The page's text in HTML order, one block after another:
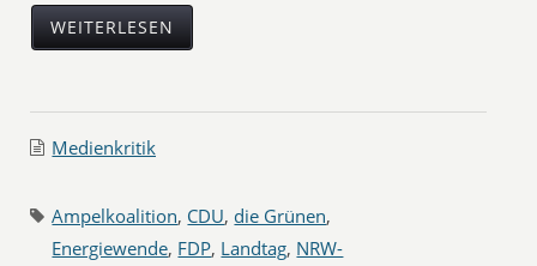
WEITERLESEN
Medienkritik
Ampelkoalition, CDU, die Grünen,
Energiewende, FDP, Landtag, NRW-